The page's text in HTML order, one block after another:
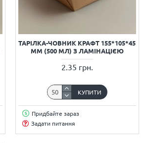
ТАРІЛКА-ЧОВНИК КРАФТ 155*105*45
ММ (500 МЛ) З ЛАМІНАЦІЄЮ
2.35 грн.
КУПИТИ
Придбайте зараз
Задати питання